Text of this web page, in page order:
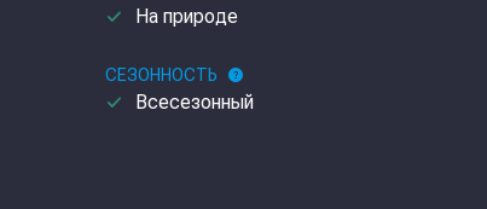
done На природе
СЕЗОННОСТЬ help
done Всесезонный